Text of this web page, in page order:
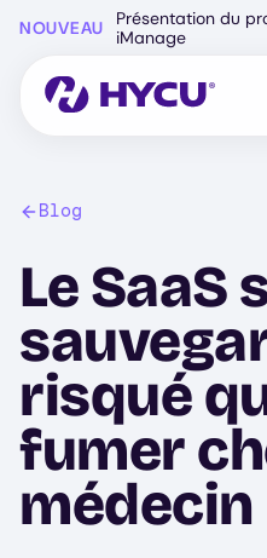
content
NOUVEAU
Présentation du
iManage
Blog
Le SaaS
risqué
fumer
médecin